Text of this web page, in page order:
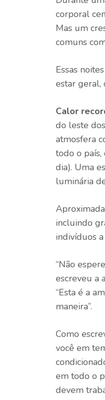
corporal
Mas um
comuns
Essas
estar geral,
Calor
do leste
atmosfera
todo o
dia). Uma
luminária
incluindo
indivíduos
“Não
escreveu a
“Esta é a
maneira”.
Como
você em
em todo o
devem